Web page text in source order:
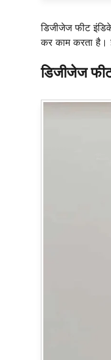
डिजीजेज फीट
कर काम करता है।
डिजीजेज